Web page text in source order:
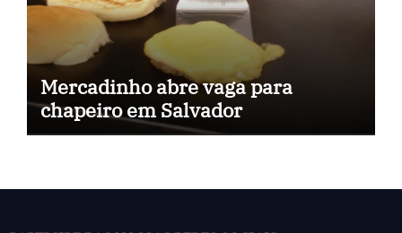
Mercadinho abre vaga para
chapeiro em Salvador